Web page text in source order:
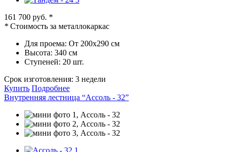
161 700 руб. *
* Стоимость за металлокаркас
Для проема: От 200х290 см
Высота: 340 см
Ступеней: 20 шт.
Срок изготовления: 3 недели
Купить Подробнее
Внутренняя лестница “Ассоль - 32”